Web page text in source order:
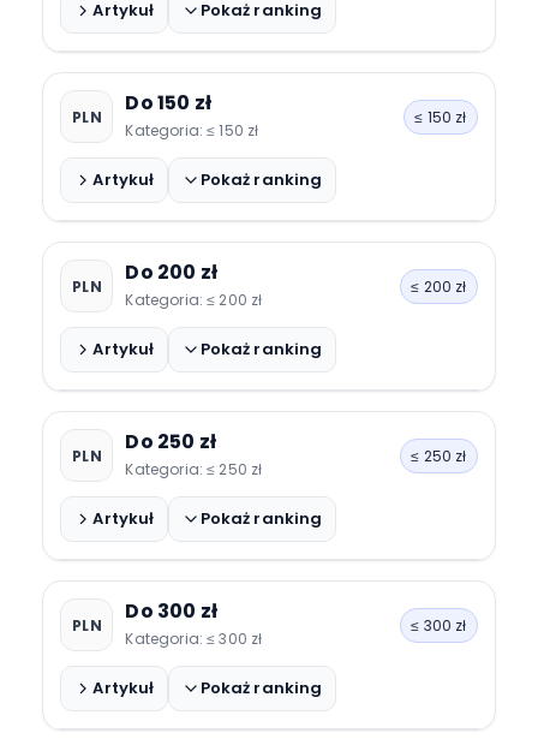
Artykuł Pokaż ranking
Forever ForeVive Lite SB-315
Forever iGO JW-150
PLN Do 150 zł
Kategoria: ≤ 150 zł
≤ 150 zł
Artykuł Pokaż ranking
Forever ForeVive SB-320
Haylou LS05 Solar
BEMI CID
PLN Do 200 zł
Kategoria: ≤ 200 zł
≤ 200 zł
Artykuł Pokaż ranking
Garett G11
RUBICON RNCE57SIBX05AX
Xiaomi Mi Band 5
PLN Do 250 zł
Kategoria: ≤ 250 zł
≤ 250 zł
Artykuł Pokaż ranking
Huawei Watch Fit Special Edition
Samsung Galaxy Fit 3
Garett Kids 4G Mini
PLN Do 300 zł
Kategoria: ≤ 300 zł
≤ 300 zł
Artykuł Pokaż ranking